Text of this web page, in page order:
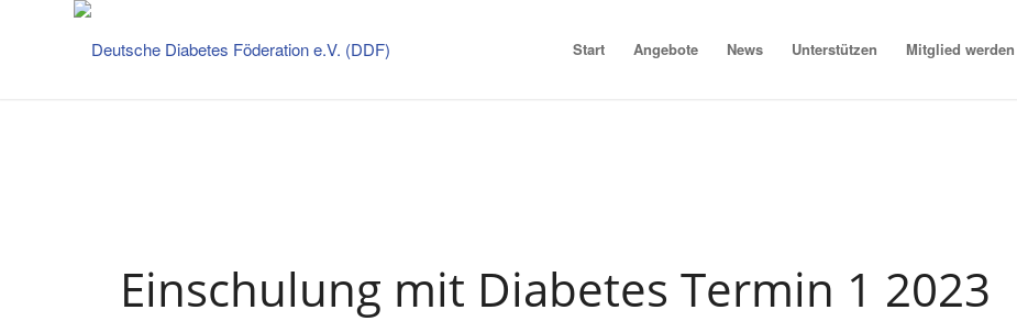
Start Angebote News Unterstützen Mitglied werden
Einschulung mit Diabetes Termin 1 2023